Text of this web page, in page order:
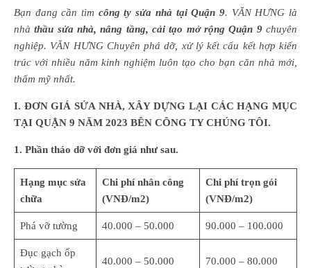
Bạn đang cần tìm công ty sửa nhà tại Quận 9. VĂN HƯNG là
nhàthầu sửa nhà, nâng tầng, cải tạo mở rộng Quận 9chuyên
nghiệp. VĂN HƯNG Chuyên phá dỡ, xử lý kết cấu kết hợp kiến
trúc với nhiều năm kinh nghiệm luôn tạo cho bạn căn nhà mới,
thẩm mỹ nhất.
I. ĐƠN GIÁ SỬA NHÀ, XÂY DỰNG LẠI CÁC HẠNG MỤC
TẠI QUẬN 9 NĂM 2023 BÊN CÔNG TY CHÚNG TÔI.
1. Phần tháo dỡ với đơn giá như sau.
Hạng mục sửa
chữa
Chi phí nhân công
(VNĐ/m2)
Chi phí trọn gói
(VNĐ/m2)
Phá vỡ tường 40.000 – 50.000 90.000 – 100.000
Đục gạch ốp
40.000 – 50.000 70.000 – 80.000